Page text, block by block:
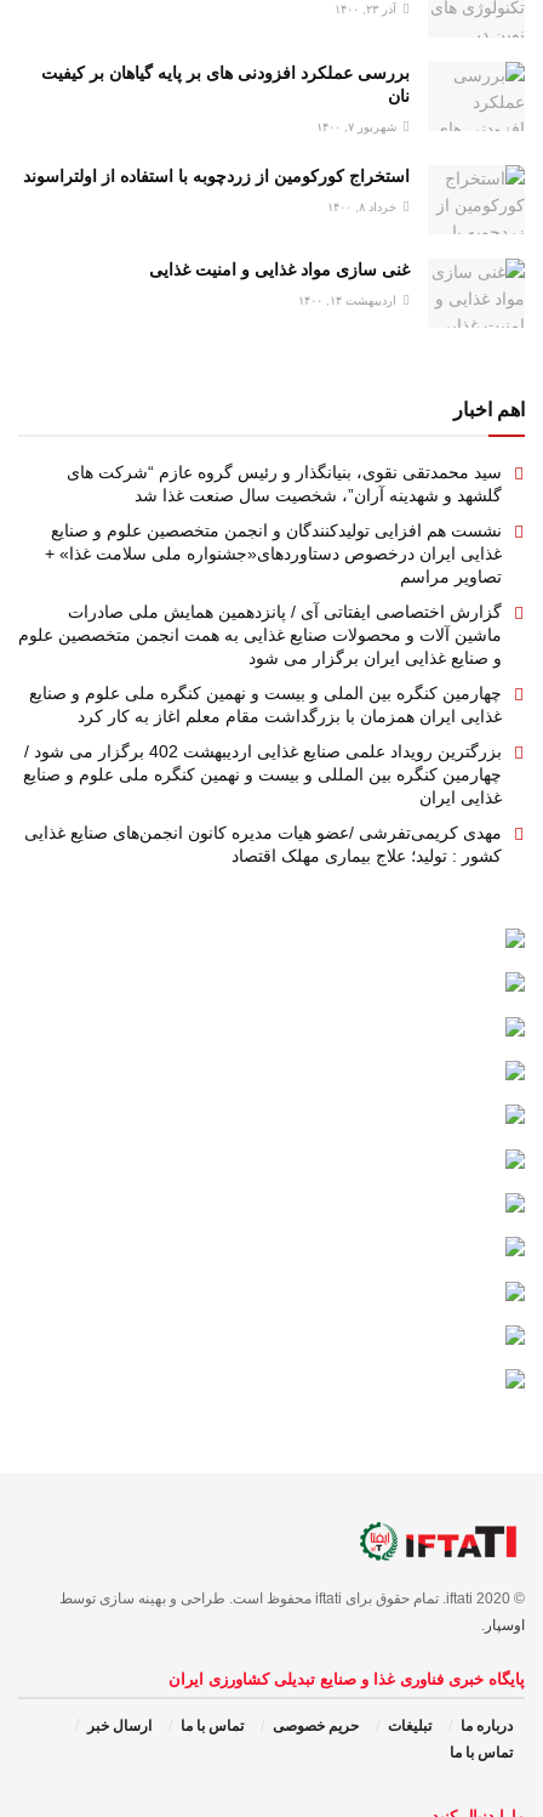
آذر ۲۳, ۱۴۰۰
بررسی عملکرد افزودنی های بر پایه گیاهان بر کیفیت
نان
شهریور ۷, ۱۴۰۰
استخراج کورکومین از زردچوبه با استفاده از اولتراسوند
خرداد ۸, ۱۴۰۰
غنی سازی مواد غذایی و امنیت غذایی
اردیبهشت ۱۴, ۱۴۰۰
اهم اخبار
سید محمدتقی نقوی، بنیانگذار و رئیس گروه عازم “شرکت های
گلشهد و شهدینه آران”، شخصیت سال صنعت غذا شد
نشست هم افزایی تولیدکنندگان و انجمن متخصصین علوم و صنایع
غذایی ایران درخصوص دستاوردهای«جشنواره ملی سلامت غذا» +
تصاویر مراسم
گزارش اختصاصی ایفتاتی آی / پانزدهمین همایش ملی صادرات
ماشین آلات و محصولات صنایع غذایی به همت انجمن متخصصین علوم
و صنایع غذایی ایران برگزار می شود
چهارمین کنگره بین الملی و بیست و نهمین کنگره ملی علوم و صنایع
غذایی ایران همزمان با بزرگداشت مقام معلم اغاز به کار کرد
بزرگترین رویداد علمی صنایع غذایی اردیبهشت 402 برگزار می شود /
چهارمین کنگره بین المللی و بیست و نهمین کنگره ملی علوم و صنایع
غذایی ایران
مهدی کریمی‌تفرشی /عضو هیات مدیره کانون انجمن‌های صنایع غذایی
کشور : تولید؛ علاج بیماری مهلک اقتصاد
© 2020 iftati. تمام حقوق برای iftati محفوظ است. طراحی و بهینه سازی توسط
اوسپار .
پایگاه خبری فناوری غذا و صنایع تبدیلی کشاورزی ایران
درباره ما تبلیغات حریم خصوصی تماس با ما
ارسال خبر
تماس با ما